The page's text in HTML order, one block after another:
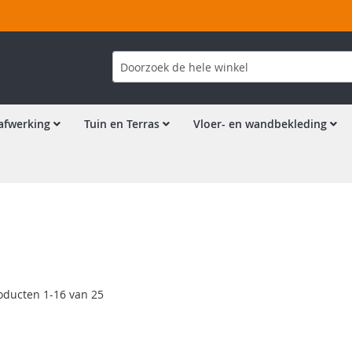
Zoek
Tuin en Terras Vloer- en wandbekleding
1-16 van25